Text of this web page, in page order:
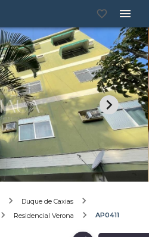
Duque de Caxias
Residencial Verona AP0411